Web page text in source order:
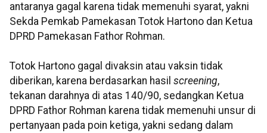
antaranya gagal karena tidak memenuhi syarat, yakni
Sekda Pemkab Pamekasan Totok Hartono dan Ketua
DPRD Pamekasan Fathor Rohman.
Totok Hartono gagal divaksin atau vaksin tidak
diberikan, karena berdasarkan hasil screening,
tekanan darahnya di atas 140/90, sedangkan Ketua
DPRD Fathor Rohman karena tidak memenuhi unsur di
pertanyaan pada poin ketiga, yakni sedang dalam